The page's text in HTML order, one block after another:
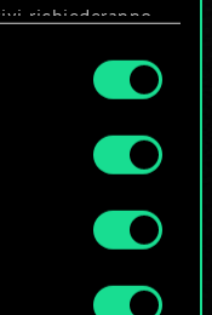
richiederanno
i cookie e su
qui sotto.